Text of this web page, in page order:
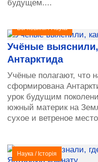
будущем....
Всі новини/Наука
Учёные выяснили,
Антарктида
Учёные полагают, что
сформирована
урок будущим
южный материк на
сухое и ветреное
Наука / Історія